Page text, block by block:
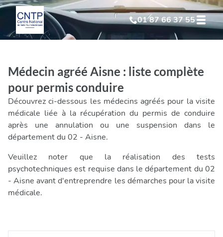
01 87 66 37 55
Test Psychotechnique suite à annulation
Test Psychotechniquesuite à invalidation
Test Psychotechniqueprofessionnel
Médecin agréé Aisne : liste complète
pour permis conduire
Découvrez ci-dessous les médecins agréés pour la visite
médicale liée à la récupération du permis de conduire
après une annulation ou une suspension dans le
département du 02 - Aisne.
Veuillez noter que la réalisation des tests
psychotechniques est requise dans le département du 02
- Aisne avant d'entreprendre les démarches pour la visite
médicale.